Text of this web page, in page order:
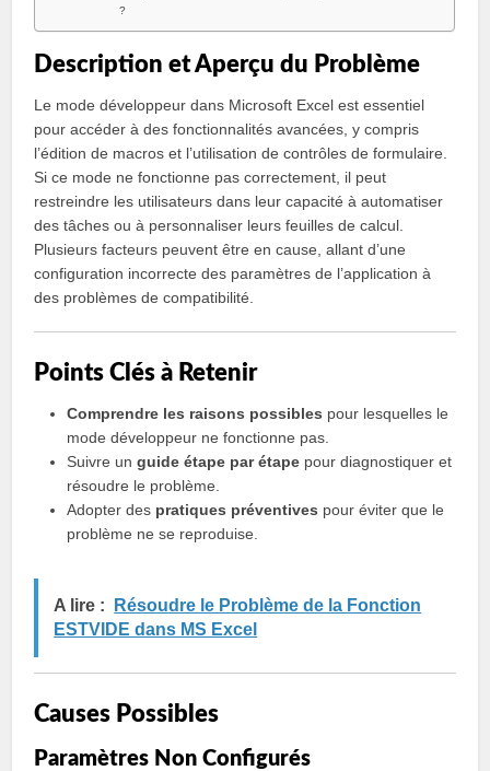
?
Description et Aperçu du Problème
Le mode développeur dans Microsoft Excel est essentiel
pour accéder à des fonctionnalités avancées, y compris
l’édition de macros et l’utilisation de contrôles de formulaire.
Si ce mode ne fonctionne pas correctement, il peut
restreindre les utilisateurs dans leur capacité à automatiser
des tâches ou à personnaliser leurs feuilles de calcul.
Plusieurs facteurs peuvent être en cause, allant d’une
configuration incorrecte des paramètres de l’application à
des problèmes de compatibilité.
Points Clés à Retenir
Comprendre les raisons possibles pour lesquelles le
mode développeur ne fonctionne pas.
Suivre unguide étape par étape pour diagnostiquer et
résoudre le problème.
Adopter des pratiques préventives pour éviter que le
problème ne se reproduise.
A lire :
Résoudre le Problème de la Fonction
ESTVIDE dans MS Excel
Causes Possibles
Paramètres Non Configurés